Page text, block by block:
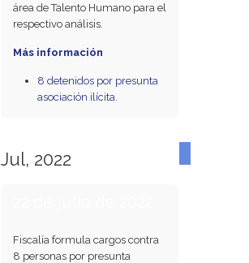
área de Talento Humano para el
respectivo análisis.
Más información
8 detenidos por presunta
asociación ilícita.
Jul, 2022
Fiscalía formula cargos contra
8 personas por presunta